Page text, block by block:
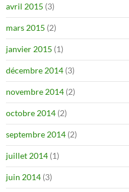
avril 2015 (3)
mars 2015 (2)
janvier 2015 (1)
décembre 2014 (3)
novembre 2014 (2)
octobre 2014 (2)
septembre 2014 (2)
juillet 2014 (1)
juin 2014 (3)